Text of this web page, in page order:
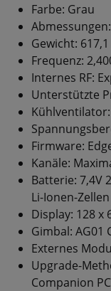
Farbe: Grau
Gewicht:
Frequenz:
Internes RF:
Unterstützte
Firmware:
Kanäle:
Batterie: 7,4V
Li-Ionen-Zellen
Display: 128 x
Gimbal: AG01
Externes
Upgrade-
Companion